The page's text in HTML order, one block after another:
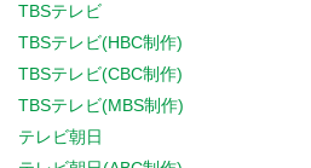
TBSテレビ
TBSテレビ(HBC制作)
TBSテレビ(CBC制作)
TBSテレビ(MBS制作)
テレビ朝日